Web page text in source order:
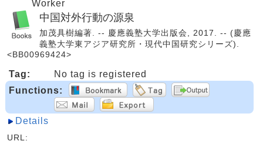
Worker
中国対外行動の源泉
加茂具樹編著. -- 慶應義塾大学出版会, 2017. -- (慶應
義塾大学東アジア研究所・現代中国研究シリーズ).
<BB00969424>
Tag:
No tag is registered
Functions:
Details
URL: